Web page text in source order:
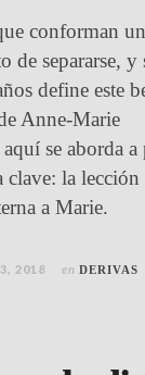
conforman
de separarse, y
define este
Anne-Marie
se aborda a
clave: la lección
a Marie.
2018 en DERIVAS